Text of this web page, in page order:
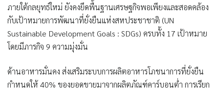
ภายใต้กลยุทธ์ใหม่ ยังคงยึดพื้นฐานเศรษฐกิจพอเพียงและสอดคล้อง
กับเป้าหมายการพัฒนาที่ยั่งยืนแห่งสหประชาชาติ (UN
Sustainable Development Goals : SDGs) ครบทั้ง 17 เป้าหมาย
โดยมีภารกิจ 9 ความมุ่งมั่น
ด้านอาหารมั่นคง ส่งเสริมระบบการผลิตอาหารโภชนาการที่ยั่งยืน
กำหนดให้40% ของยอดขายมาจากผลิตภัณฑ์คาร์บอนต่ำ การเรียก